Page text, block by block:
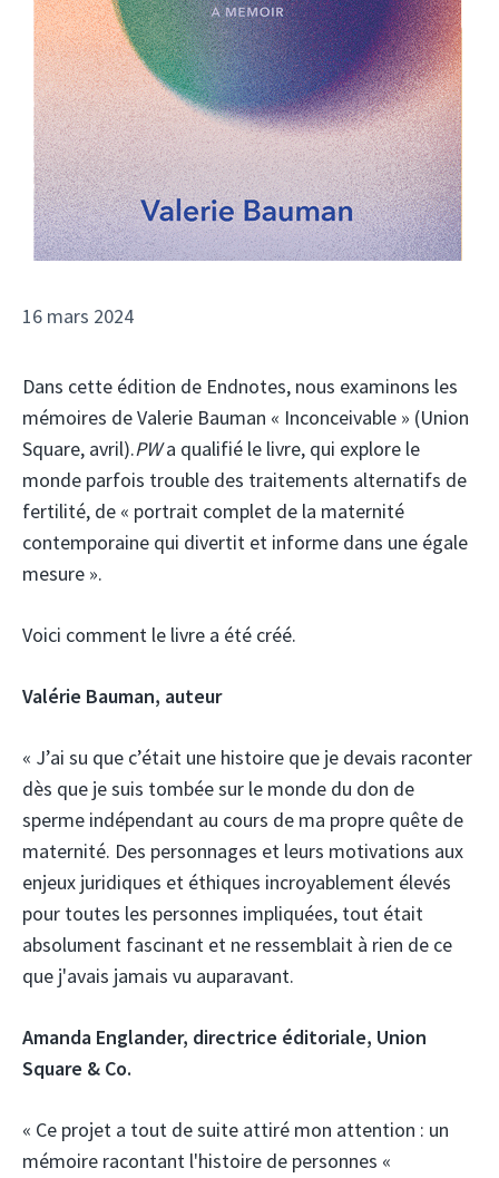
16 mars 2024
Dans cette édition de Endnotes, nous examinons les
mémoires de Valerie Bauman « Inconceivable » (Union
Square, avril).PWa qualifié le livre, qui explore le
monde parfois trouble des traitements alternatifs de
fertilité, de « portrait complet de la maternité
contemporaine qui divertit et informe dans une égale
mesure ».
Voici comment le livre a été créé.
Valérie Bauman, auteur
« J’ai su que c’était une histoire que je devais raconter
dès que je suis tombée sur le monde du don de
sperme indépendant au cours de ma propre quête de
maternité. Des personnages et leurs motivations aux
enjeux juridiques et éthiques incroyablement élevés
pour toutes les personnes impliquées, tout était
absolument fascinant et ne ressemblait à rien de ce
que j'avais jamais vu auparavant.
Amanda Englander, directrice éditoriale, Union
Square & Co.
« Ce projet a tout de suite attiré mon attention : un
mémoire racontant l'histoire de personnes «